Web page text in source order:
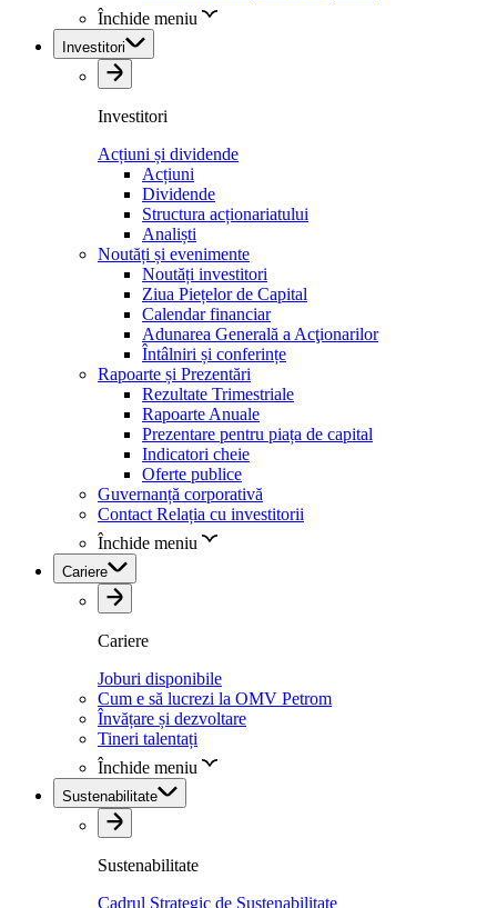
Închide meniu
Investitori
Investitori
Acțiuni și dividende
Acțiuni
Dividende
Structura acționariatului
Analiști
Noutăți și evenimente
Noutăți investitori
Ziua Piețelor de Capital
Calendar financiar
Adunarea Generală a Acţionarilor
Întâlniri și conferințe
Rapoarte și Prezentări
Rezultate Trimestriale
Rapoarte Anuale
Prezentare pentru piața de capital
Indicatori cheie
Oferte publice
Guvernanță corporativă
Contact Relația cu investitorii
Închide meniu
Cariere
Cariere
Joburi disponibile
Cum e să lucrezi la OMV Petrom
Învățare și dezvoltare
Tineri talentați
Închide meniu
Sustenabilitate
Sustenabilitate
Cadrul Strategic de Sustenabilitate